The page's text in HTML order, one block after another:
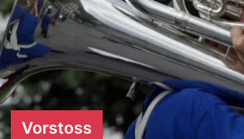
Vorstoss